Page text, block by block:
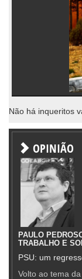
Não há inqueritos
OPINIÃO
PAULO
TRABALHO E
PSU: um
Volto ao tema